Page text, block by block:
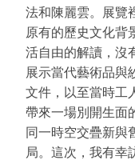
法和陳麗雲。展覽
原有的歷史文化背
活自由的解讀，沒
展示當代藝術品與
文件，以至當時工
帶來一場別開生面
同一時空交疊新與
局。這次，我有幸